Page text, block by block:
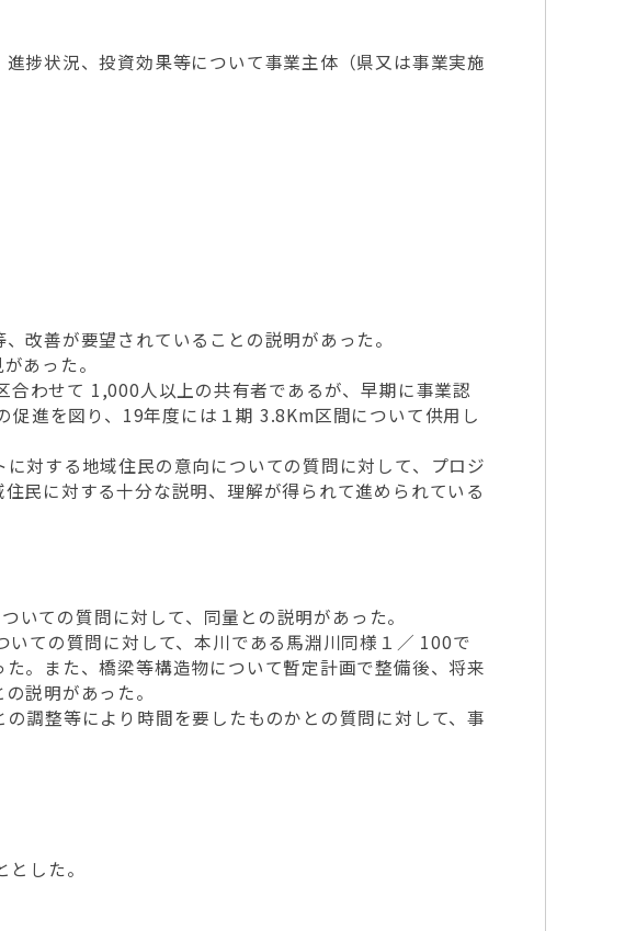
状況、投資効果等について事業主体（県又は事業実施
改善が要望されていることの説明があった。
あった。
わせて 1,000人以上の共有者であるが、早期に事業認
進を図り、19年度には１期 3.8Km区間について供用し
対する地域住民の意向についての質問に対して、プロジ
民に対する十分な説明、理解が得られて進められている
ての質問に対して、同量との説明があった。
ての質問に対して、本川である馬淵川同様１／ 100で
。また、橋梁等構造物について暫定計画で整備後、将来
説明があった。
調整等により時間を要したものかとの質問に対して、事
した。